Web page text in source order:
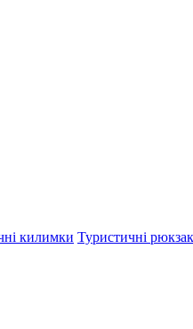
килимки Туристичні